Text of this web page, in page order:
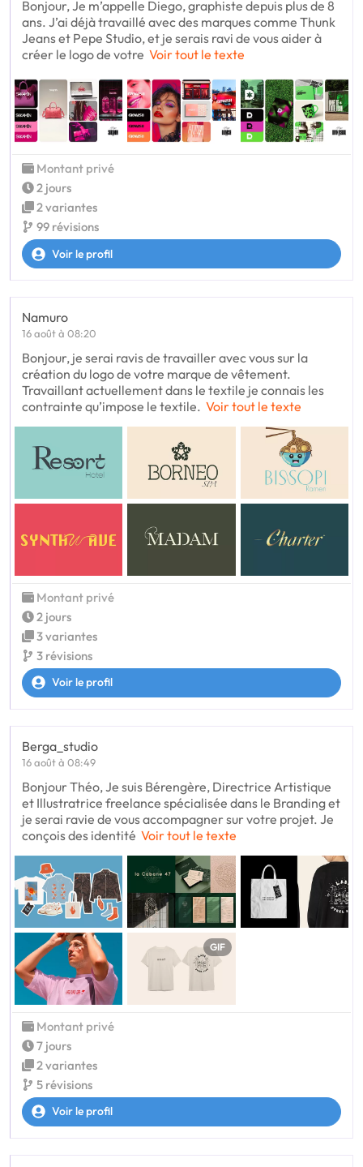
Bonjour, Je m’appelle Diego, graphiste depuis plus de 8
ans. J’ai déjà travaillé avec des marques comme Thunk
Jeans et Pepe Studio, et je serais ravi de vous aider à
créer le logo de votre Voir tout le texte
Montant privé
2 jours
2 variantes
99 révisions
Voir le profil
Namuro
16 août à 08:20
Bonjour, je serai ravis de travailler avec vous sur la
création du logo de votre marque de vêtement.
Travaillant actuellement dans le textile je connais les
contrainte qu’impose le textile. Voir tout le texte
Montant privé
2 jours
3 variantes
3 révisions
Voir le profil
Berga_studio
16 août à 08:49
Bonjour Théo, Je suis Bérengère, Directrice Artistique
et Illustratrice freelance spécialisée dans le Branding et
je serai ravie de vous accompagner sur votre projet. Je
conçois des identité Voir tout le texte
GIF
Montant privé
7 jours
2 variantes
5 révisions
Voir le profil